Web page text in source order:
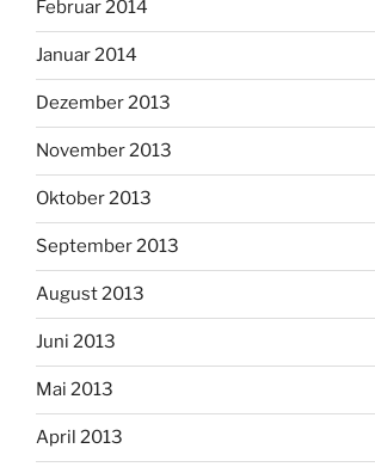
Februar 2014
Januar 2014
Dezember 2013
November 2013
Oktober 2013
September 2013
August 2013
Juni 2013
Mai 2013
April 2013